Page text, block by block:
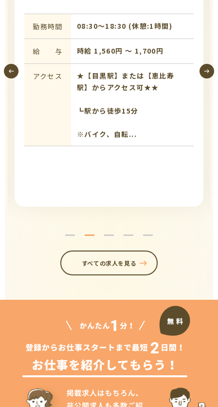
勤務時間 08:30〜18:30 (休憩:1時間)
給 与 時給 1,560円 〜 1,700円
アクセス
★【目黒駅】または【恵比寿
駅】からアクセス可★★
┗駅から徒歩15分
※バイク、自転...
すべての求人を見る